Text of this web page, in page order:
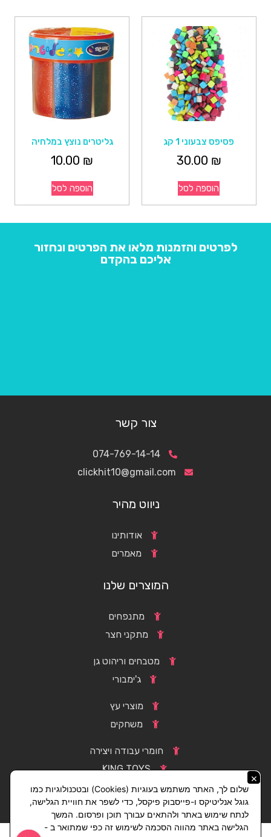
פסיפס צבעוני 1 קג
30.00 ₪
הוספה לסל
גליטרים נוצץ במלחיה
10.00 ₪
הוספה לסל
לפרטים והזמנות מלאו את הפרטים ונחזור
אליכם בהקדם
צור קשר
074-769-14-14
clickhit10@gmail.com
ניווט מהיר
אודותינו
מאמרים
המוצרים שלנו
מתנפחים
מתקני חצר
מטבחים וריהוט גן
ג'ימבורי
מוצרי עץ
משחקים
חומרי עבודה ויצירה
KING TOYS
×
שלום לך, האתר משתמש בעוגיות (Cookies) ובטכנולוגיות כמו
גוגל אנליטיקס ו-פייסבוק פיקסל, כדי לשפר את חוויית הגלישה,
לנתח שימוש באתר ולהתאים עבורך תוכן ופרסום. המשך
הגלישה באתר מהווה הסכמה לשימוש זה כפי שמתואר ב -